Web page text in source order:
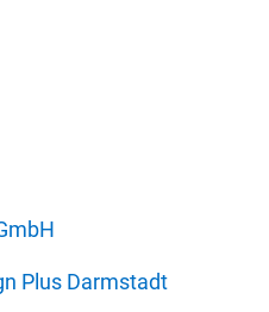
Plus Darmstadt